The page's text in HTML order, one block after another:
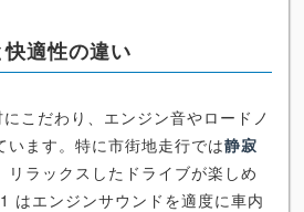
適性の違い
こだわり、エンジン音やロードノ
います。特に市街地走行では静寂
リラックスしたドライブが楽しめ
はエンジンサウンドを適度に車内